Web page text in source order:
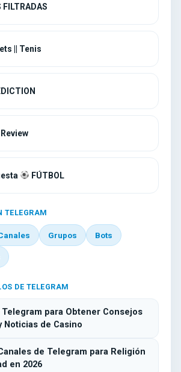
FILTRADAS
CapitalBets || Tenis
FÚTBOL
TELEGRAM
Grupos Bots
DE TELEGRAM
Telegram para Obtener Consejos
Noticias de Casino
de Telegram para Religión
en 2026